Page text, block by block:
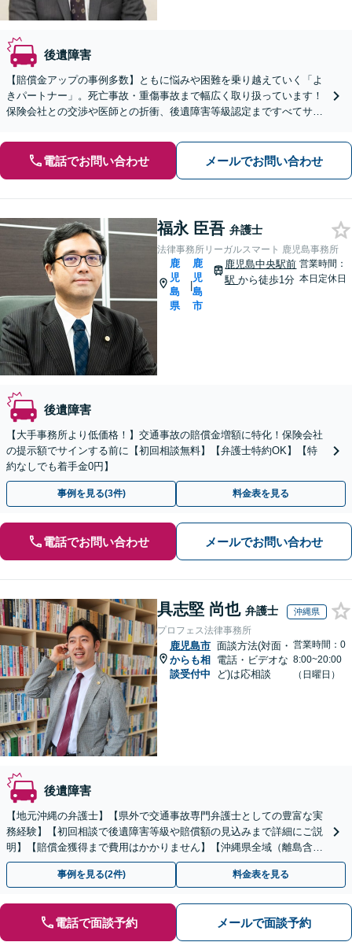
後遺障害
【賠償金アップの事例多数】ともに悩みや困難を乗り越えていく「よ
きパートナー」。死亡事故・重傷事故まで幅広く取り扱っています！
保険会社との交渉や医師との折衝、後遺障害等級認定まですべてサポ
電話でお問い合わせ メールでお問い合わせ
福永 臣吾 弁護士
法律事務所リーガルスマート 鹿児島事務所
鹿
児
島
県
|
鹿
児
島
市
鹿児島中央駅前
駅から徒歩1分
営業時間：
本日定休日
後遺障害
【大手事務所より低価格！】交通事故の賠償金増額に特化！保険会社
の提示額でサインする前に【初回相談無料】【弁護士特約OK】【特
約なしでも着手金0円】
事例を見る(3件) 料金表を見る
電話でお問い合わせ メールでお問い合わせ
具志堅 尚也 弁護士 沖縄県
プロフェス法律事務所
鹿児島市
からも相
談受付中
面談方法(対面・
電話・ビデオな
ど)は応相談
営業時間：0
8:00~20:00
（日曜日）
後遺障害
【地元沖縄の弁護士】【県外で交通事故専門弁護士としての豊富な実
務経験】【初回相談で後遺障害等級や賠償額の見込みまで詳細にご説
明】【賠償金獲得まで費用はかかりません】【沖縄県全域（離島含
む）対応◎】
事例を見る(2件) 料金表を見る
電話で面談予約 メールで面談予約